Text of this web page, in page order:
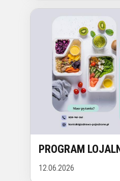
PROGRAM
12.06.2026